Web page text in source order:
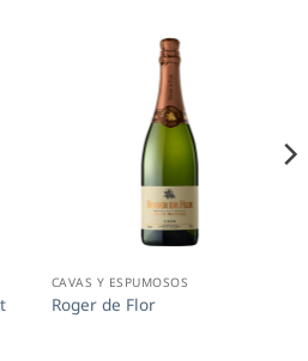
CAVAS Y ESPUMOSOS
Roger de Flor